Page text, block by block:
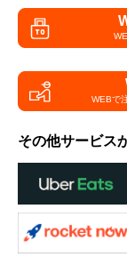
WEBで
その他サービス